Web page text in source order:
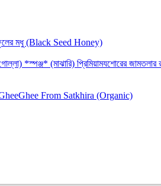
মধু (Black Seed Honey)
*স্পঞ্জ* (মাঝারি) প্রিমিয়ামযশোরের জামতলার
GheeGhee From Satkhira (Organic)